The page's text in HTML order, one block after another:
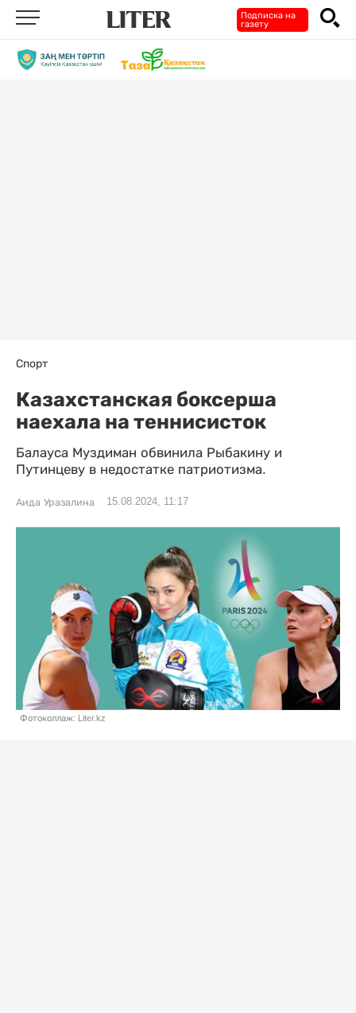
Подписка на
газету
Спорт
Казахстанская боксерша
наехала на теннисисток
Балауса Муздиман обвинила Рыбакину и
Путинцеву в недостатке патриотизма.
Аида Уразалина 15.08.2024, 11:17
Фотоколлаж: Liter.kz